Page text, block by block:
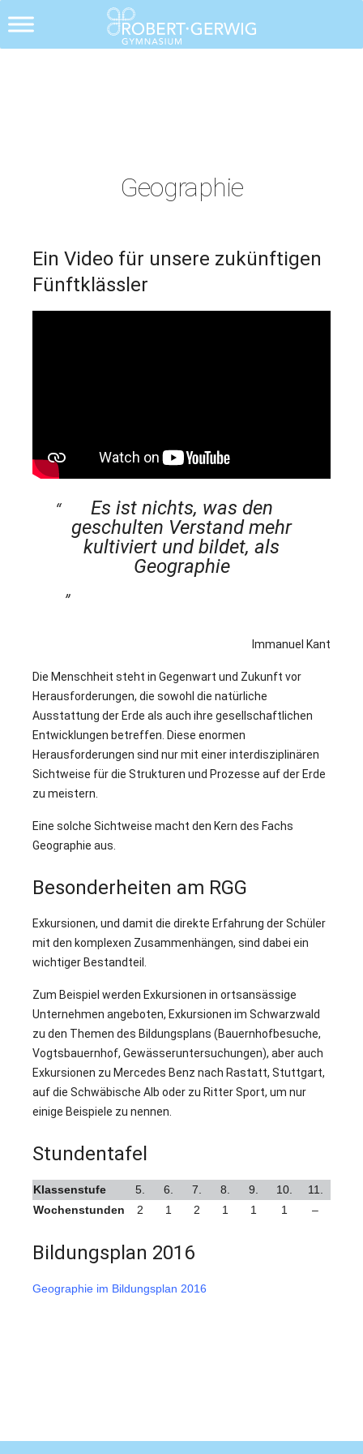
Geographie
Ein Video für unsere zukünftigen
Fünftklässler
Es ist nichts, was den
geschulten Verstand mehr
kultiviert und bildet, als
Geographie
Immanuel Kant
Die Menschheit steht in Gegenwart und Zukunft vor
Herausforderungen, die sowohl die natürliche
Ausstattung der Erde als auch ihre gesellschaftlichen
Entwicklungen betreffen. Diese enormen
Herausforderungen sind nur mit einer interdisziplinären
Sichtweise für die Strukturen und Prozesse auf der Erde
zu meistern.
Eine solche Sichtweise macht den Kern des Fachs
Geographie aus.
Besonderheiten am RGG
Exkursionen, und damit die direkte Erfahrung der Schüler
mit den komplexen Zusammenhängen, sind dabei ein
wichtiger Bestandteil.
Zum Beispiel werden Exkursionen in ortsansässige
Unternehmen angeboten, Exkursionen im Schwarzwald
zu den Themen des Bildungsplans (Bauernhofbesuche,
Vogtsbauernhof, Gewässeruntersuchungen), aber auch
Exkursionen zu Mercedes Benz nach Rastatt, Stuttgart,
auf die Schwäbische Alb oder zu Ritter Sport, um nur
einige Beispiele zu nennen.
Stundentafel
Klassenstufe 5. 6. 7. 8. 9. 10.
11.
Wochenstunden
2 1 2 1 1 1 –
Bildungsplan 2016
Geographie im Bildungsplan 2016